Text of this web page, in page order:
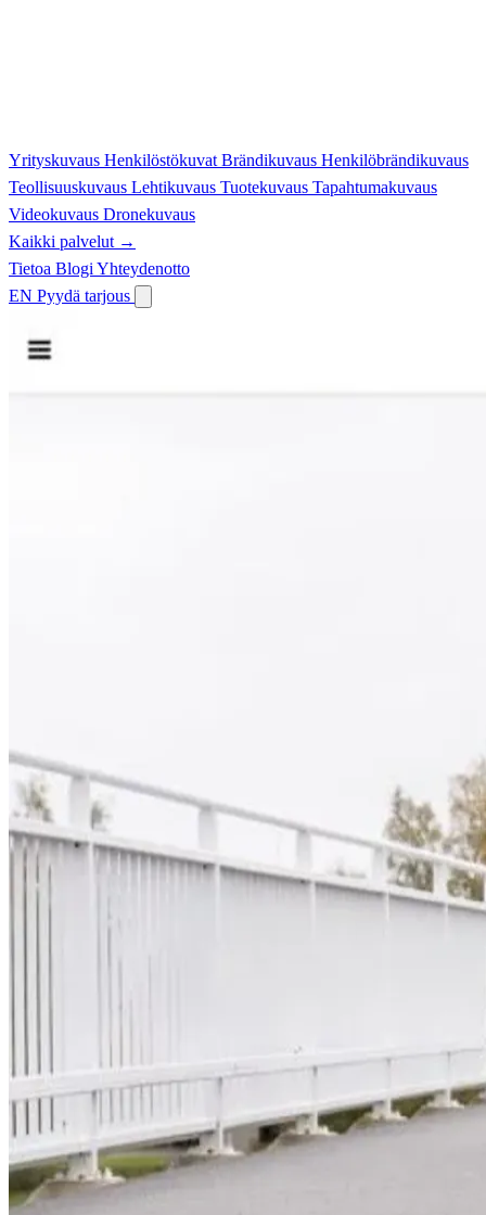
Yrityskuvaus Henkilöstökuvat Brändikuvaus Henkilöbrändikuvaus
Teollisuuskuvaus Lehtikuvaus Tuotekuvaus Tapahtumakuvaus
Videokuvaus Dronekuvaus
Kaikki palvelut →
Tietoa Blogi Yhteydenotto
EN Pyydä tarjous